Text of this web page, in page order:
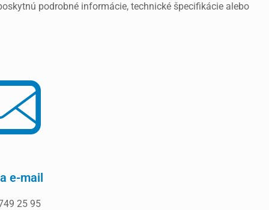
podrobné informácie, technické špecifikácie alebo
e-mail
25 95